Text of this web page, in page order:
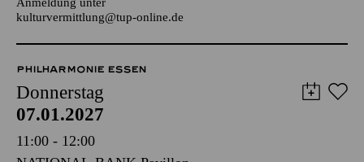
Für Kinder und Jugendliche von 10 bis 13 Jahren
kulturvermittlung@tup-online.de
PHILHARMONIE ESSEN
Donnerstag